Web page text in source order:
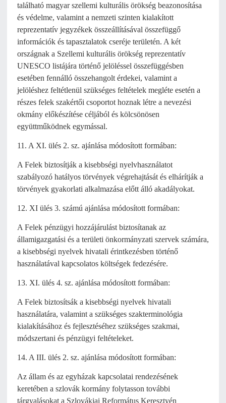
található magyar szellemi kulturális örökség beazonosítása
és védelme, valamint a nemzeti szinten kialakított
reprezentatív jegyzékek összeállításával összefüggő
információk és tapasztalatok cseréje területén. A két
országnak a Szellemi kulturális örökség reprezentatív
UNESCO listájára történő jelöléssel összefüggésben
esetében fennálló összehangolt érdekei, valamint a
jelöléshez feltétlenül szükséges feltételek megléte esetén a
részes felek szakértői csoportot hoznak létre a nevezési
okmány előkészítése céljából és kölcsönösen
együttműködnek egymással.
11. A XI. ülés 2. sz. ajánlása módosított formában:
A Felek biztosítják a kisebbségi nyelvhasználatot
szabályozó hatályos törvények végrehajtását és elhárítják a
törvények gyakorlati alkalmazása előtt álló akadályokat.
12. XI ülés 3. számú ajánlása módosított formában:
A Felek pénzügyi hozzájárulást biztosítanak az
államigazgatási és a területi önkormányzati szervek számára,
a kisebbségi nyelvek hivatali érintkezésben történő
használatával kapcsolatos költségek fedezésére.
13. XI. ülés 4. sz. ajánlása módosított formában:
A Felek biztosítsák a kisebbségi nyelvek hivatali
használatára, valamint a szükséges szakterminológia
kialakításához és fejlesztéséhez szükséges szakmai,
módszertani és pénzügyi feltételeket.
14. A III. ülés 2. sz. ajánlása módosított formában:
Az állam és az egyházak kapcsolatai rendezésének
keretében a szlovák kormány folytasson további
tárgyalásokat a Szlovákiai Református Keresztyén